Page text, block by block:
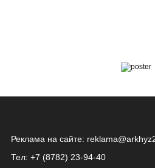
Реклама на сайте:
Тел: +7 (8782) 23‑94‑40